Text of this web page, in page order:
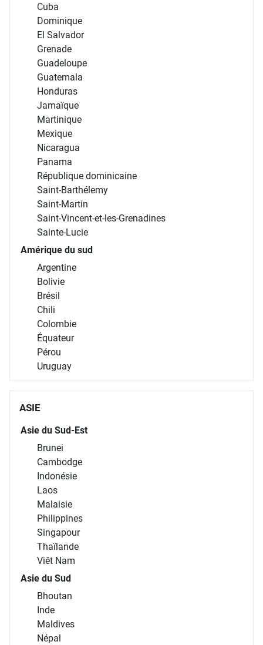
Cuba
Dominique
El Salvador
Grenade
Guadeloupe
Guatemala
Honduras
Jamaïque
Martinique
Mexique
Nicaragua
Panama
République dominicaine
Saint-Barthélemy
Saint-Martin
Saint-Vincent-et-les-Grenadines
Sainte-Lucie
Amérique du sud
Argentine
Bolivie
Brésil
Chili
Colombie
Équateur
Pérou
Uruguay
ASIE
Asie du Sud-Est
Brunei
Cambodge
Indonésie
Laos
Malaisie
Philippines
Singapour
Thaïlande
Viêt Nam
Asie du Sud
Bhoutan
Inde
Maldives
Népal